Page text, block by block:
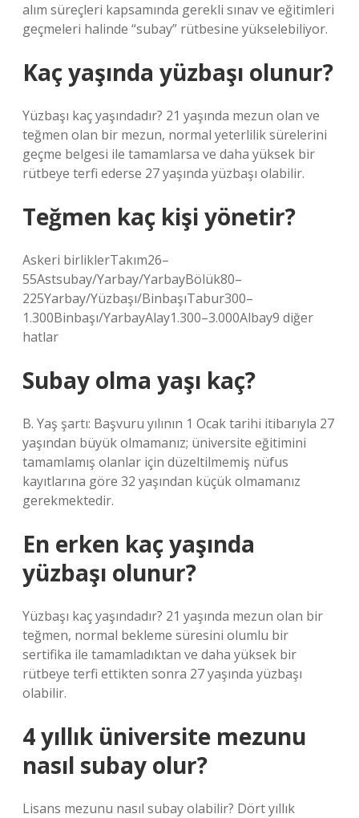
alım süreçleri kapsamında gerekli sınav ve eğitimleri
geçmeleri halinde “subay” rütbesine yükselebiliyor.
Kaç yaşında yüzbaşı olunur?
Yüzbaşı kaç yaşındadır? 21 yaşında mezun olan ve
teğmen olan bir mezun, normal yeterlilik sürelerini
geçme belgesi ile tamamlarsa ve daha yüksek bir
rütbeye terfi ederse 27 yaşında yüzbaşı olabilir.
Teğmen kaç kişi yönetir?
Askeri birliklerTakım26–
55Astsubay/Yarbay/YarbayBölük80–
225Yarbay/Yüzbaşı/BinbaşıTabur300–
1.300Binbaşı/YarbayAlay1.300–3.000Albay9 diğer
hatlar
Subay olma yaşı kaç?
B. Yaş şartı: Başvuru yılının 1 Ocak tarihi itibarıyla 27
yaşından büyük olmamanız; üniversite eğitimini
tamamlamış olanlar için düzeltilmemiş nüfus
kayıtlarına göre 32 yaşından küçük olmamanız
gerekmektedir.
En erken kaç yaşında
yüzbaşı olunur?
Yüzbaşı kaç yaşındadır? 21 yaşında mezun olan bir
teğmen, normal bekleme süresini olumlu bir
sertifika ile tamamladıktan ve daha yüksek bir
rütbeye terfi ettikten sonra 27 yaşında yüzbaşı
olabilir.
4 yıllık üniversite mezunu
nasıl subay olur?
Lisans mezunu nasıl subay olabilir? Dört yıllık